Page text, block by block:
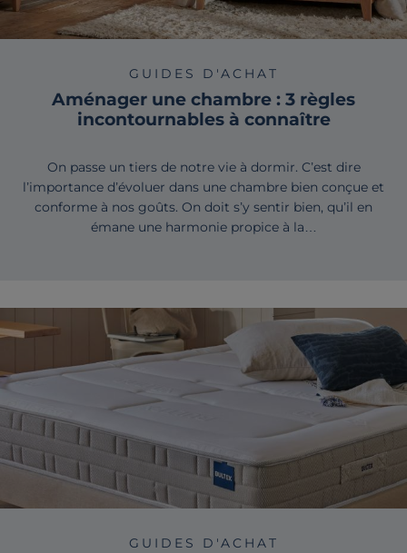
GUIDES D'ACHAT
Aménager une chambre : 3 règles
incontournables à connaître
On passe un tiers de notre vie à dormir. C’est dire
l’importance d’évoluer dans une chambre bien conçue et
conforme à nos goûts. On doit s’y sentir bien, qu’il en
émane une harmonie propice à la…
GUIDES D'ACHAT